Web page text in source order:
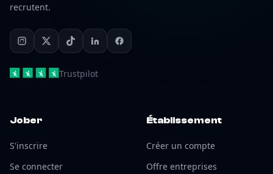
recrutent.
Trustpilot
Jober
S'inscrire
Se connecter
Établissement
Créer un compte
Offre entreprises